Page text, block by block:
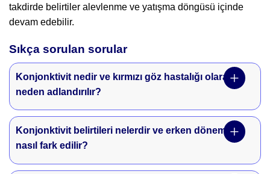
takdirde belirtiler alevlenme ve yatışma döngüsü içinde
devam edebilir.
Sıkça sorulan sorular
Konjonktivit nedir ve kırmızı göz hastalığı olarak
neden adlandırılır?
Konjonktivit belirtileri nelerdir ve erken dönemde
nasıl fark edilir?